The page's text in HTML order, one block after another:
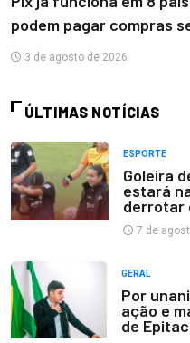
podem pagar compras
3 de agosto de 2026
ÚLTIMAS NOTÍCIAS
ESPORTE
Goleira
estará
derrotar
7 de
GERAL
Por
ação e
de